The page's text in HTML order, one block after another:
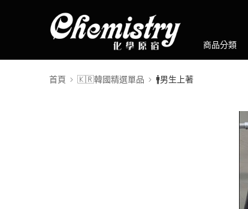
商品分類
首頁 🇰🇷韓國精選單品 🚹男生上著